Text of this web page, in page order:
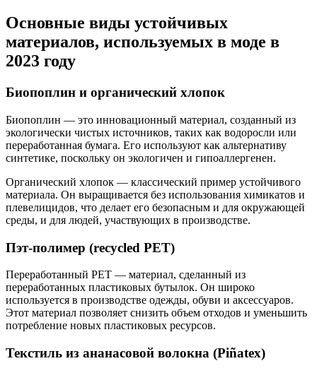
Основные виды устойчивых
материалов, используемых в моде в
2023 году
Биопоплин и органический хлопок
Биопоплин — это инновационный материал, созданный из
экологически чистых источников, таких как водоросли или
переработанная бумага. Его используют как альтернативу
синтетике, поскольку он экологичен и гипоаллергенен.
Органический хлопок — классический пример устойчивого
материала. Он выращивается без использования химикатов и
плевелицидов, что делает его безопасным и для окружающей
среды, и для людей, участвующих в производстве.
Пэт-полимер (recycled PET)
Переработанный PET — материал, сделанный из
переработанных пластиковых бутылок. Он широко
используется в производстве одежды, обуви и аксессуаров.
Этот материал позволяет снизить объем отходов и уменьшить
потребление новых пластиковых ресурсов.
Текстиль из ананасовой волокна (Piñatex)